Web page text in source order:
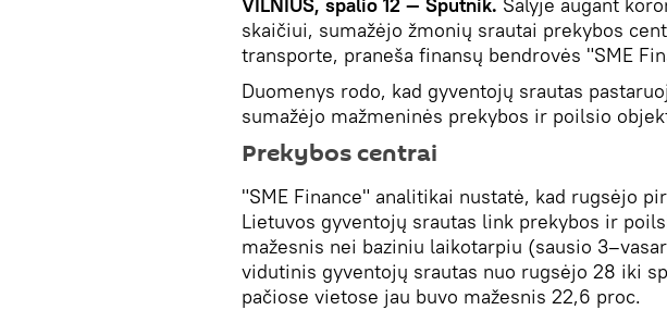
skaičiui, sumažėjo žmonių srautai prekybos
transporte, praneša finansų bendrovės "SME
Duomenys rodo, kad gyventojų srautas
sumažėjo mažmeninės prekybos ir poilsio
Prekybos centrai
"SME Finance" analitikai nustatė, kad rugsėjo
Lietuvos gyventojų srautas link prekybos ir
mažesnis nei baziniu laikotarpiu (sausio
vidutinis gyventojų srautas nuo rugsėjo 28 iki
pačiose vietose jau buvo mažesnis 22,6 proc.